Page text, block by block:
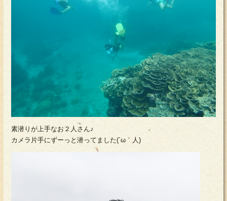
素潜りが上手なお２人さん♪
カメラ片手にずーっと潜ってました(´ω｀人)